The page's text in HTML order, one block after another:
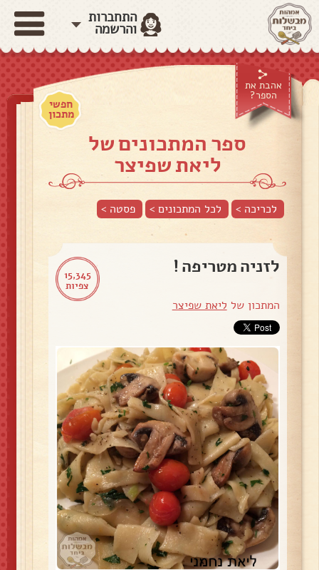
התחברות
והרשמה
אהבת את
הספר?
חפשי
מתכון
ספר המתכונים של
ליאת שפיצר
לכריכה > לכל המתכונים > פסטה >
15,345
צפיות
לזניה מטריפה !
המתכון של ליאת שפיצר